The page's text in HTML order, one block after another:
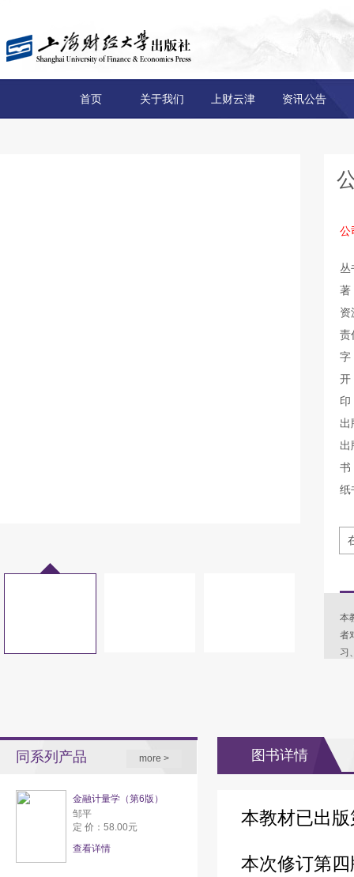
首页 关于我们 上财云津 资讯公告
公
丛
著
资
责
出
出
纸
本
者
习
同系列产品 more >
金融计量学（第6版）
邹平
定 价：58.00元
查看详情
图书详情
本教材已出
本次修订第